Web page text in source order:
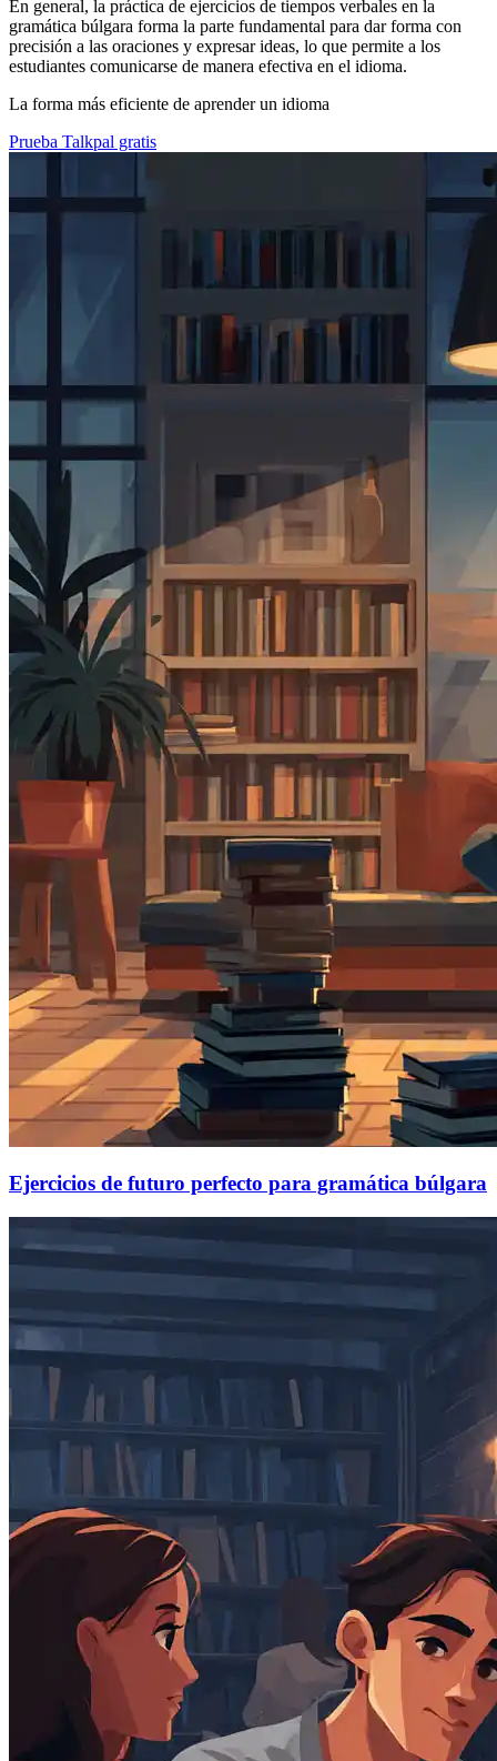
En general, la práctica de ejercicios de tiempos verbales en la
gramática búlgara forma la parte fundamental para dar forma con
precisión a las oraciones y expresar ideas, lo que permite a los
estudiantes comunicarse de manera efectiva en el idioma.
La forma más eficiente de aprender un idioma
Prueba Talkpal gratis
Ejercicios de futuro perfecto para gramática búlgara